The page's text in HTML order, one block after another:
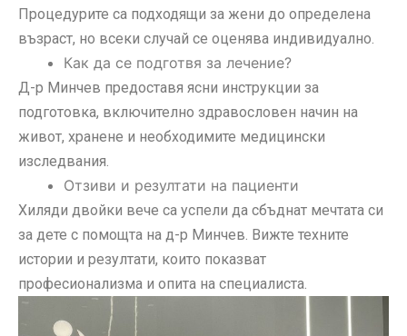
Процедурите са подходящи за жени до определена
възраст, но всеки случай се оценява индивидуално.
Как да се подготвя за лечение?
Д-р Минчев предоставя ясни инструкции за
подготовка, включително здравословен начин на
живот, хранене и необходимите медицински
изследвания.
Отзиви и резултати на пациенти
Хиляди двойки вече са успели да сбъднат мечтата си
за дете с помощта на д-р Минчев. Вижте техните
истории и резултати, които показват
професионализма и опита на специалиста.